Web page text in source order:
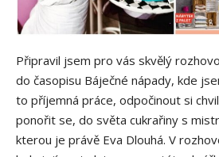
Připravil jsem pro vás skvělý
do časopisu Báječné nápady, kde
to příjemná práce, odpočinout si
ponořit se, do světa cukrařiny s
kterou je právě Eva Dlouhá. V